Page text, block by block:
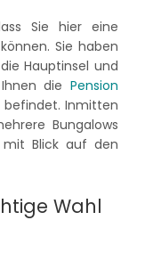
Sie hier eine
Sie haben
Hauptinsel und
die Pension
befindet. Inmitten
Bungalows
mit Blick auf den
Wahl